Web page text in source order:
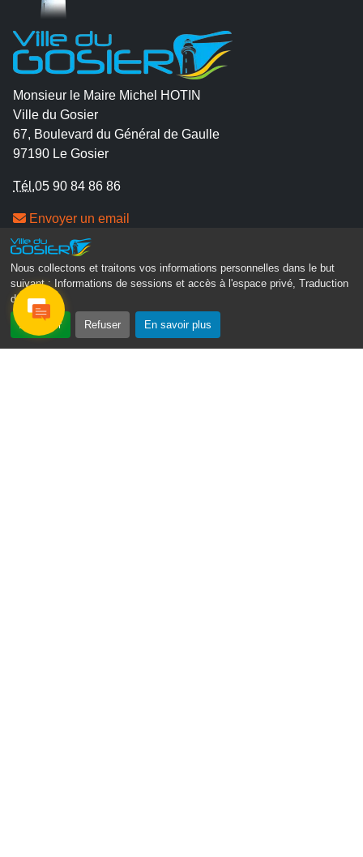
Nous collectons et traitons vos informations personnelles dans le but
suivant :
Informations de sessions et accès à l'espace privé, Traduction
des pages .
Accepter Refuser En savoir plus
Monsieur le Maire Michel HOTIN
Ville du Gosier
67, Boulevard du Général de Gaulle
97190 Le Gosier
Tél.05 90 84 86 86
Envoyer un email
Contacter la P.R.A.D.A
Contactez le délégué à la protection des données
personnelles - D.P.O
Suivez-nous